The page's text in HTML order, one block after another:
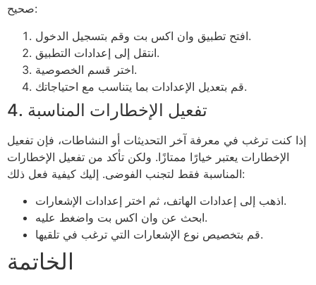
صحيح:
افتح تطبيق وان اكس بت وقم بتسجيل الدخول.
انتقل إلى إعدادات التطبيق.
اختر قسم الخصوصية.
قم بتعديل الإعدادات بما يتناسب مع احتياجاتك.
4. تفعيل الإخطارات المناسبة
إذا كنت ترغب في معرفة آخر التحديثات أو النشاطات، فإن تفعيل
الإخطارات يعتبر خيارًا ممتازًا. ولكن تأكد من تفعيل الإخطارات
المناسبة فقط لتجنب الفوضى. إليك كيفية فعل ذلك:
اذهب إلى إعدادات الهاتف، ثم اختر إعدادات الإشعارات.
ابحث عن وان اكس بت واضغط عليه.
قم بتخصيص نوع الإشعارات التي ترغب في تلقيها.
الخاتمة